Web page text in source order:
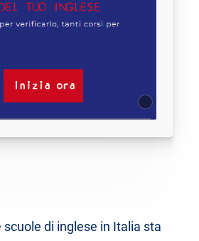
di inglese in Italia sta